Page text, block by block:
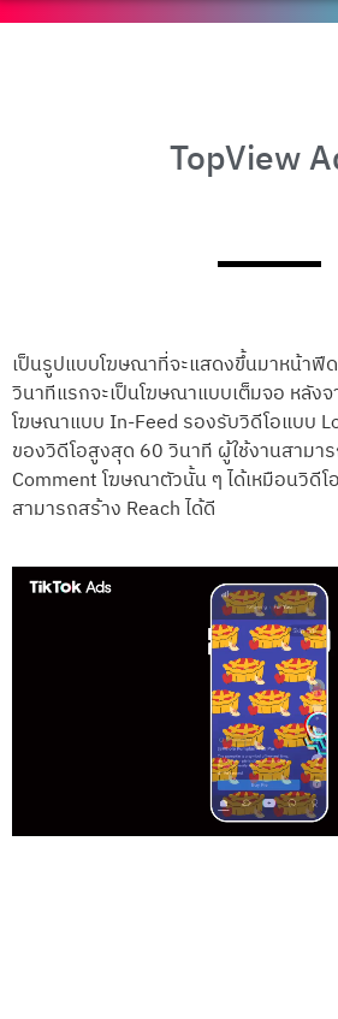
TopView
เป็นรูปแบบโฆษณาที่จะแสดงขึ้นมาหน้าฟี
วินาทีแรกจะเป็นโฆษณาแบบเต็มจอ หลัง
โฆษณาแบบ In-Feed รองรับวิดีโอแบบ
ของวิดีโอสูงสุด 60 วินาที ผู้ใช้งานสามา
Comment โฆษณาตัวนั้น ๆ ได้เหมือนวิดี
สามารถสร้าง Reach ได้ดี